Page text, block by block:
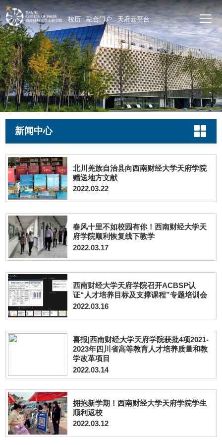
校历 融合门户 天府云平台
新闻中心
北川羌族自治县向西南财经大学天府学院
赠送地方文献
2022.03.22
春风十里不如校园有你！西南财经大学天
府学院顺利恢复线下教学
2022.03.17
西南财经大学天府学院召开ACBSP认
证“人才培养目标及支撑课程”专题培训会
2022.03.16
喜报|西南财经大学天府学院获批4项2021-
2023年四川省高等教育人才培养质量和教
学改革项目
2022.03.14
拥抱新学期！西南财经大学天府学院学生
顺利返校
2022.03.12